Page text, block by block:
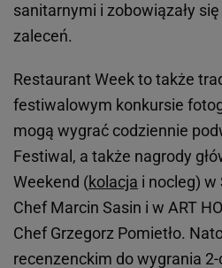
sanitarnymi i zobowiązały
zaleceń.
Restaurant Week to także
festiwalowym konkursie
mogą wygrać codziennie
Festiwal, a także nagrody
Weekend (kolacja i nocleg) w
Chef Marcin Sasin i w ART
Chef Grzegorz Pomietło.
recenzenckim do wygrania